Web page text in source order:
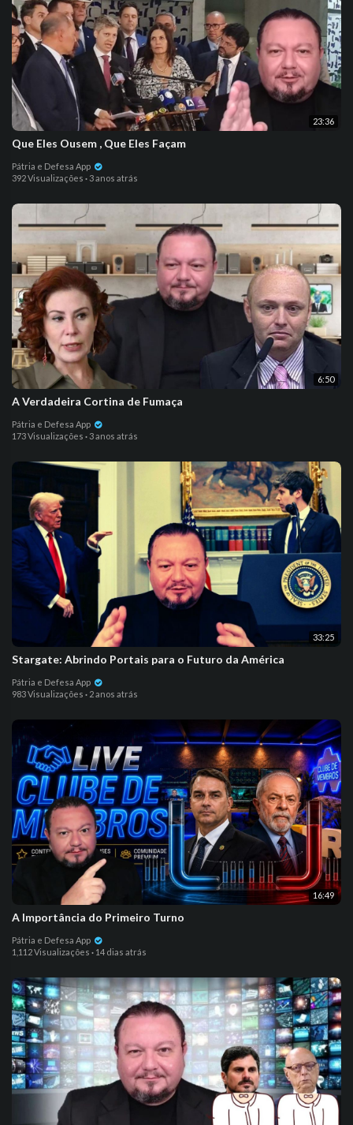
23:36
Que Eles Ousem , Que Eles Façam
Pátria e Defesa App
392 Visualizações · 3 anos atrás
6:50
A Verdadeira Cortina de Fumaça
Pátria e Defesa App
173 Visualizações · 3 anos atrás
33:25
Stargate: Abrindo Portais para o Futuro da América
Pátria e Defesa App
983 Visualizações · 2 anos atrás
16:49
A Importância do Primeiro Turno
Pátria e Defesa App
1,112 Visualizações · 14 dias atrás